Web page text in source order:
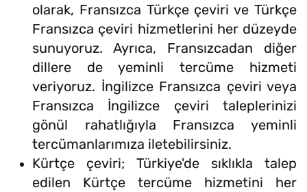
olarak, Fransızca Türkçe çeviri ve Türkçe
Fransızca çeviri hizmetlerini her düzeyde
sunuyoruz. Ayrıca, Fransızcadan diğer
dillere de yeminli tercüme hizmeti
veriyoruz. İngilizce Fransızca çeviri veya
Fransızca İngilizce çeviri taleplerinizi
gönül rahatlığıyla Fransızca yeminli
tercümanlarımıza iletebilirsiniz.
Kürtçe çeviri; Türkiye'de sıklıkla talep
edilen Kürtçe tercüme hizmetini her